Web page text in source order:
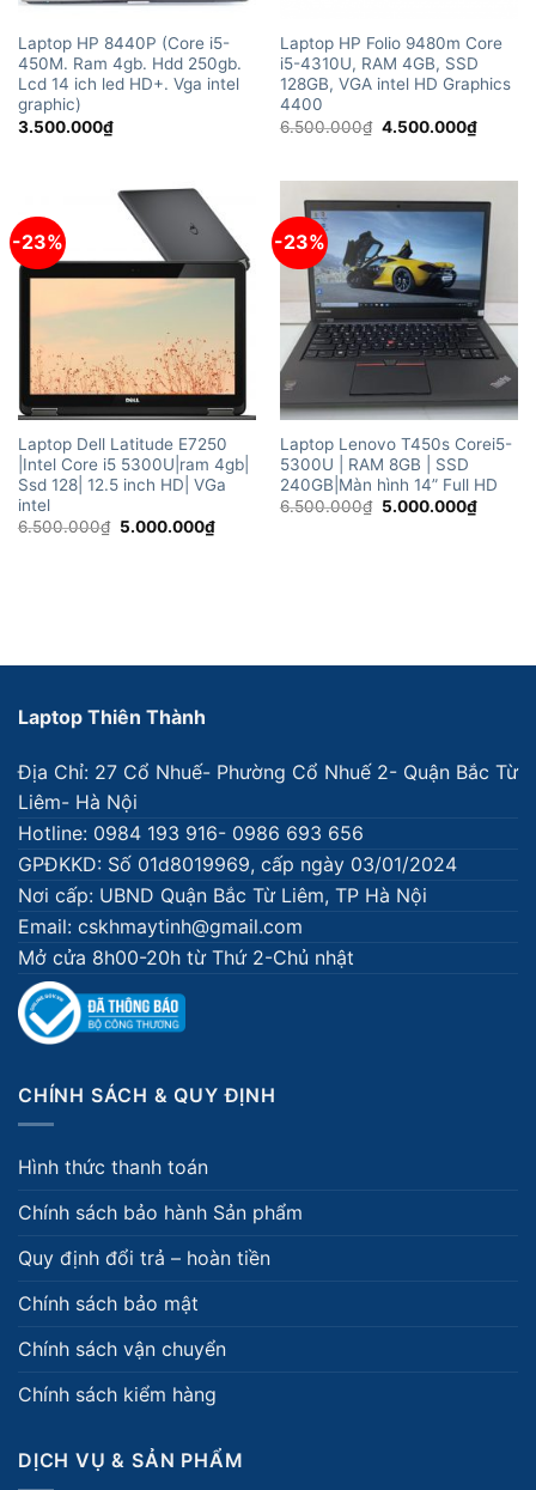
Laptop HP 8440P (Core i5-
450M. Ram 4gb. Hdd 250gb.
Lcd 14 ich led HD+. Vga intel
graphic)
3.500.000₫
Laptop HP Folio 9480m Core
i5-4310U, RAM 4GB, SSD
128GB, VGA intel HD Graphics
4400
6.500.000₫ Giá
4.500.000₫Giá
hiện
-23%
Laptop Dell Latitude E7250
|Intel Core i5 5300U|ram 4gb|
Ssd 128| 12.5 inch HD| VGa
intel
6.500.000₫ Giá
5.000.000₫Giá
hiện
-23%
Laptop Lenovo T450s Corei5-
5300U | RAM 8GB | SSD
240GB|Màn hình 14” Full HD
6.500.000₫ Giá
5.000.000₫Giá
hiện
Laptop Thiên Thành
Địa Chỉ: 27 Cổ Nhuế- Phường Cổ Nhuế 2- Quận Bắc Từ
Liêm- Hà Nội
Hotline: 0984 193 916- 0986 693 656
GPĐKKD: Số 01d8019969, cấp ngày 03/01/2024
Nơi cấp: UBND Quận Bắc Từ Liêm, TP Hà Nội
Email: cskhmaytinh@gmail.com
Mở cửa 8h00-20h từ Thứ 2-Chủ nhật
CHÍNH SÁCH & QUY ĐỊNH
Hình thức thanh toán
Chính sách bảo hành Sản phẩm
Quy định đổi trả – hoàn tiền
Chính sách bảo mật
Chính sách vận chuyển
Chính sách kiểm hàng
DỊCH VỤ & SẢN PHẨM